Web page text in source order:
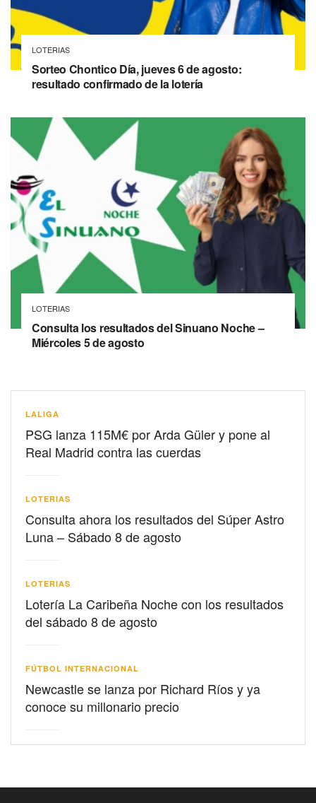
LOTERIAS
Sorteo Chontico Día, jueves 6 de agosto:
resultado confirmado de la lotería
LOTERIAS
Consulta los resultados del Sinuano Noche –
Miércoles 5 de agosto
LALIGA
PSG lanza 115M€ por Arda Güler y pone al
Real Madrid contra las cuerdas
LOTERIAS
Consulta ahora los resultados del Súper Astro
Luna – Sábado 8 de agosto
LOTERIAS
Lotería La Caribeña Noche con los resultados
del sábado 8 de agosto
FÚTBOL INTERNACIONAL
Newcastle se lanza por Richard Ríos y ya
conoce su millonario precio